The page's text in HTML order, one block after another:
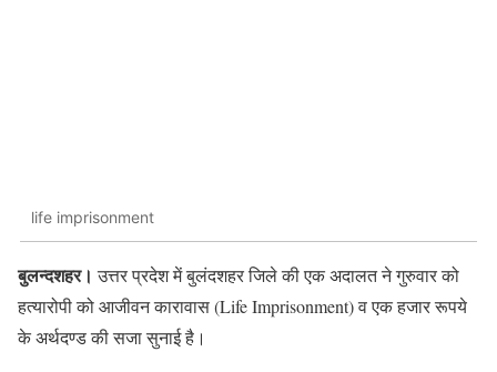
life imprisonment
बुलन्दशहर। उत्तर प्रदेश में बुलंदशहर जिले की एक अदालत ने गुरुवार को
हत्यारोपी को आजीवन कारावास (Life Imprisonment) व एक हजार रूपये
के अर्थदण्ड की सजा सुनाई है।